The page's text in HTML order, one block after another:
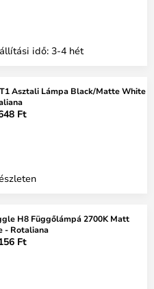
idő: 3-4 hét
Asztali Lámpa Black/Matte White
Ft
H8 Függőlámpá 2700K Matt
- Rotaliana
Ft